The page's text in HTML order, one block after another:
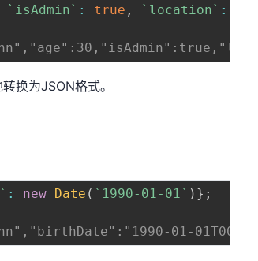
` isAdmin` : true , ` location` :
换为JSON格式。
` : new Date ( ` 1990-01-01` ) } ;
01-